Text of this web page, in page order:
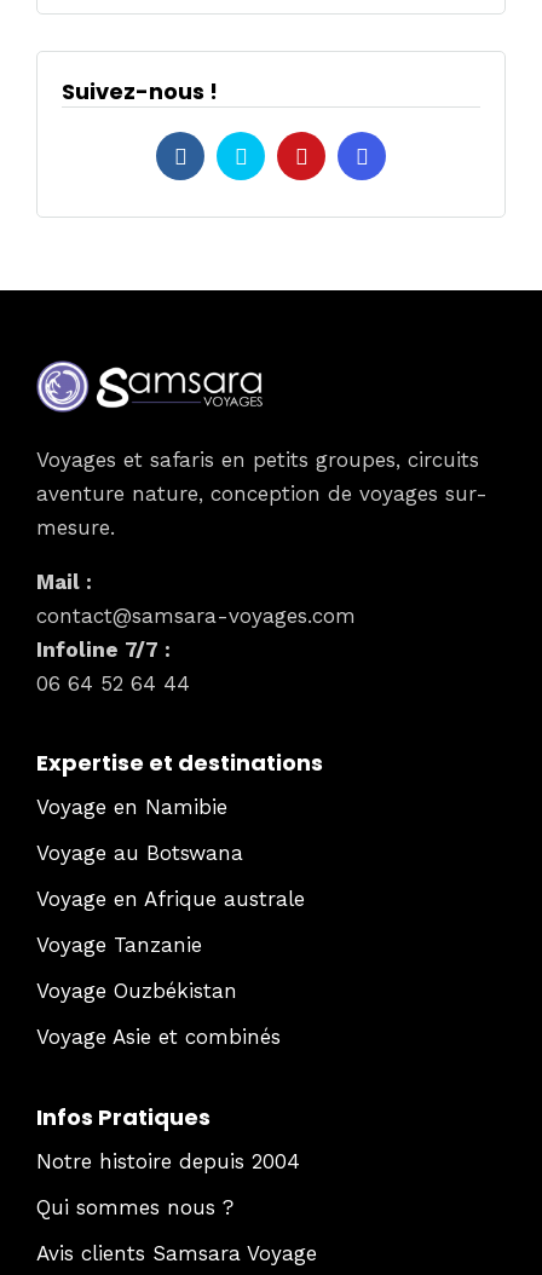
Suivez-nous !
Voyages et safaris en petits groupes, circuits
aventure nature, conception de voyages sur-
mesure.
Mail :
contact@samsara-voyages.com
Infoline 7/7 :
06 64 52 64 44
Expertise et destinations
Voyage en Namibie
Voyage au Botswana
Voyage en Afrique australe
Voyage Tanzanie
Voyage Ouzbékistan
Voyage Asie et combinés
Infos Pratiques
Notre histoire depuis 2004
Qui sommes nous ?
Avis clients Samsara Voyage